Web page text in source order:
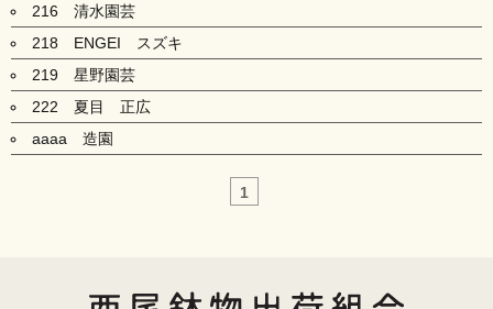
216 清水園芸
218 ENGEI スズキ
219 星野園芸
222 夏目 正広
aaaa 造園
1